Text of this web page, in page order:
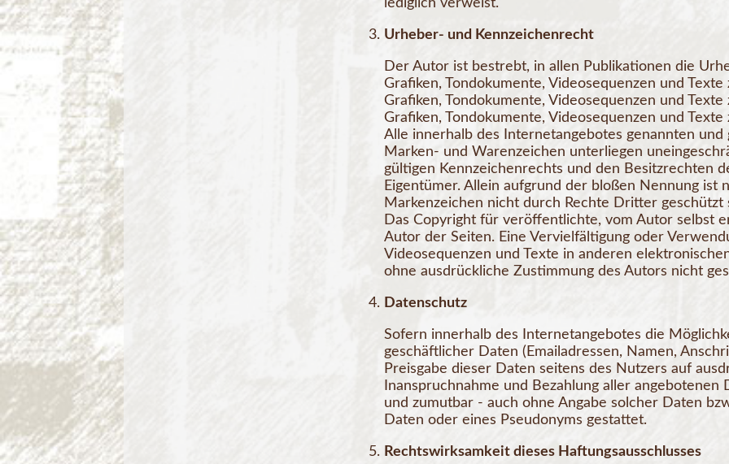
lediglich verweist.
Urheber- und Kennzeichenrecht
Der Autor ist bestrebt, in allen Publikationen die
Grafiken, Tondokumente, Videosequenzen und
Grafiken, Tondokumente, Videosequenzen und
Grafiken, Tondokumente, Videosequenzen und
Alle innerhalb des Internetangebotes genannten
Marken- und Warenzeichen unterliegen
gültigen Kennzeichenrechts und den Besitzrechten
Eigentümer. Allein aufgrund der bloßen Nennung ist
Markenzeichen nicht durch Rechte Dritter geschützt
Das Copyright für veröffentlichte, vom Autor selbst
Autor der Seiten. Eine Vervielfältigung oder
Videosequenzen und Texte in anderen
ohne ausdrückliche Zustimmung des Autors nicht
Datenschutz
Sofern innerhalb des Internetangebotes die
geschäftlicher Daten (Emailadressen, Namen,
Preisgabe dieser Daten seitens des Nutzers auf
Inanspruchnahme und Bezahlung aller
und zumutbar - auch ohne Angabe solcher Daten
Daten oder eines Pseudonyms gestattet.
Rechtswirksamkeit dieses Haftungsausschlusses